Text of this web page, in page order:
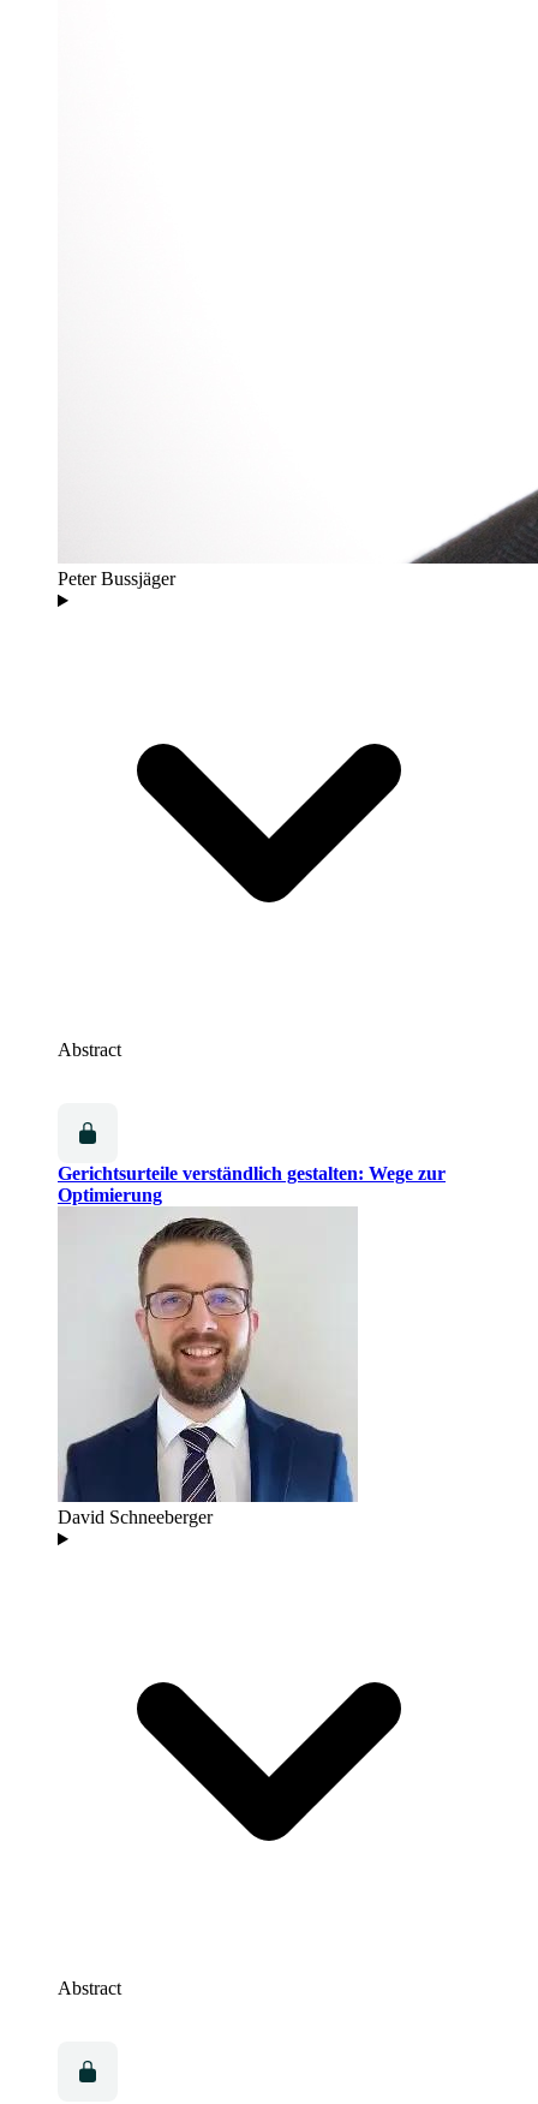
Peter Bussjäger
Abstract
Gerichtsurteile verständlich gestalten: Wege zur
Optimierung
David Schneeberger
Abstract